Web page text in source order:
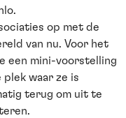
op met de
van nu. Voor het
een mini-voorstelling
waar ze is
terug om uit te